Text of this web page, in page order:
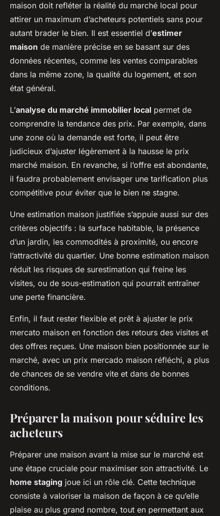
Lya 24 avril 2025 7 min de lecture
maison doit refléter la réalité du marché local pour
attirer un maximum d’acheteurs potentiels sans pour
autant brader le bien. Il est essentiel d’estimer
maison de manière précise en se basant sur des
données récentes, comme les ventes comparables
dans la même zone, la qualité du logement, et son
état général.
L’analyse du marché immobilier local permet de
comprendre la tendance des prix. Par exemple, dans
une zone où la demande est forte, il peut être
judicieux d’ajuster légèrement à la hausse le prix
marché maison. En revanche, si l’offre est abondante,
il faudra probablement envisager une tarification plus
compétitive pour éviter que le bien ne stagne.
Une estimation maison justifiée s’appuie aussi sur des
critères objectifs : la surface habitable, la présence
d’un jardin, les commodités à proximité, ou encore
l’attractivité du quartier. Une bonne estimation maison
réduit les risques de surestimation qui freine les
visites, ou de sous-estimation qui pourrait entraîner
une perte financière.
Enfin, il faut rester flexible et prêt à ajuster le prix
mercato maison en fonction des retours des visites et
des offres reçues. Une maison bien positionnée sur le
marché, avec un prix mercado maison réfléchi, a plus
de chances de se vendre vite et dans de bonnes
conditions.
Préparer la maison pour séduire les
acheteurs
Préparer une maison avant la mise sur le marché est
une étape cruciale pour maximiser son attractivité. Le
home staging joue ici un rôle clé. Cette technique
consiste à valoriser la maison de façon à ce qu’elle
plaise au plus grand nombre, tout en permettant aux